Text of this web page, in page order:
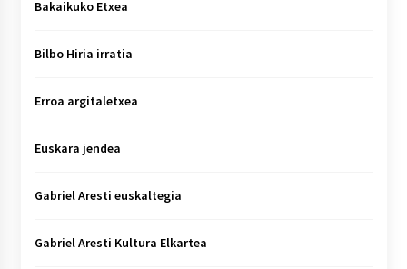
Bakaikuko Etxea
Bilbo Hiria irratia
Erroa argitaletxea
Euskara jendea
Gabriel Aresti euskaltegia
Gabriel Aresti Kultura Elkartea